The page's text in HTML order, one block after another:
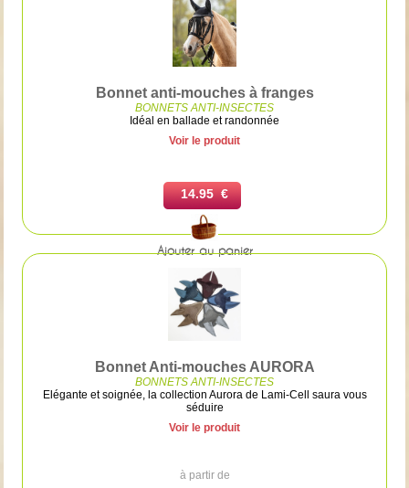
Bonnet anti-mouches à franges
BONNETS ANTI-INSECTES
Idéal en ballade et randonnée
Voir le produit
14.95 €
Ajouter au panier
Bonnet Anti-mouches AURORA
BONNETS ANTI-INSECTES
Elégante et soignée, la collection Aurora de Lami-Cell saura vous
séduire
Voir le produit
à partir de